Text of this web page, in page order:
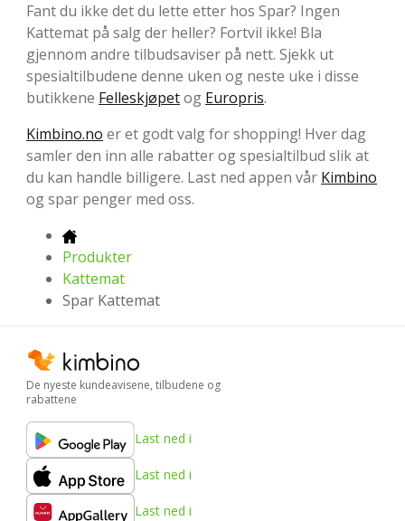
Fant du ikke det du lette etter hos Spar? Ingen
Kattemat på salg der heller? Fortvil ikke! Bla
gjennom andre tilbudsaviser på nett. Sjekk ut
spesialtilbudene denne uken og neste uke i disse
butikkene Felleskjøpetog Europris.
Kimbino.no er et godt valg for shopping! Hver dag
samler den inn alle rabatter og spesialtilbud slik at
du kan handle billigere. Last ned appen vår Kimbino
og spar penger med oss.
Produkter
Kattemat
Spar Kattemat
De nyeste kundeavisene, tilbudene og
rabattene
Last ned i
Last ned i
Last ned i